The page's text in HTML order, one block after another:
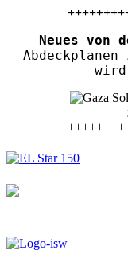
Neues von
Abdeckplanen